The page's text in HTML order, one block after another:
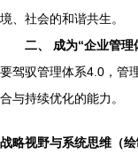
境、社会的和谐共生。
二、 成为“企业管理
要驾驭管理体系4.0，管
合与持续优化的能力。
战略视野与系统思维（绘